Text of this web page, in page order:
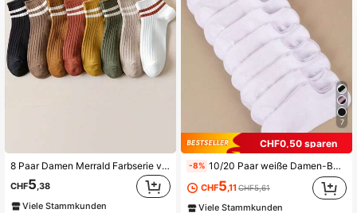
8 Paar Damen Merrald Farbserie vielseitige Sport Knöchelsocken, gestreifte Socken, bequeme, weiche hochwertige Socken geeignet für täglichen Sport, Lässig Wear, College-Stil, Girly-Stil, alle Jahreszeiten, passend für verschiedene Schuhe
CHF5 ,38
Viele Stammkunden
7
CHF0,50 sparen
-8% 10/20 Paar weiße Damen-Bootssocken, niedrig geschnitten, dünn, atmungsaktiv, niedriger Schaft, rutschfest, rutschfeste Ferse, unsichtbare kurze Socken für den Sommer
CHF5 ,11 CHF5,61
Viele Stammkunden